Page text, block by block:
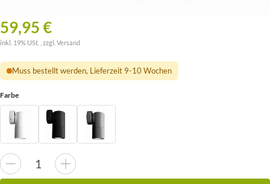
59,95 €
inkl. 19% USt. , zzgl. Versand
Muss bestellt werden, Lieferzeit 9-10 Wochen
Farbe